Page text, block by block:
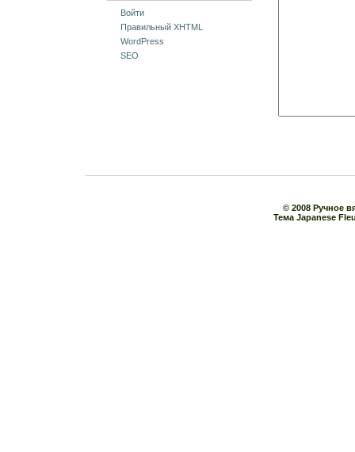
Войти
Правильный XHTML
WordPress
SEO
© 2008 Ручное
Тема Japanese